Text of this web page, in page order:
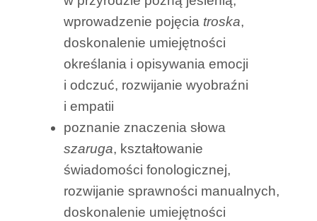
wprowadzenie pojęcia troska,
doskonalenie umiejętności
określania i opisywania emocji
i odczuć, rozwijanie wyobraźni
i empatii
poznanie znaczenia słowa
szaruga, kształtowanie
świadomości fonologicznej,
rozwijanie sprawności manualnych,
doskonalenie umiejętności